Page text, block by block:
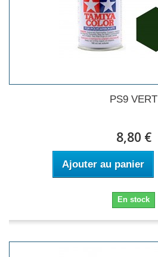
PS9 VERT
8,80 €
Ajouter au panier
En stock